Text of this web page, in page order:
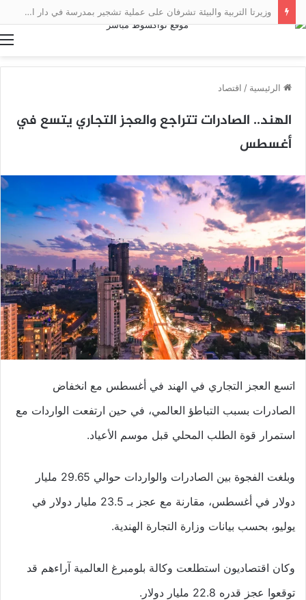
وزيرتا التربية والبيئة تشرفان على عملية تشجير بمدرسة في دار النعيم
الرئيسية / اقتصاد
الهند.. الصادرات تتراجع والعجز التجاري يتسع في
أغسطس
اتسع العجز التجاري في الهند في أغسطس مع انخفاض
الصادرات بسبب التباطؤ العالمي، في حين ارتفعت الواردات مع
استمرار قوة الطلب المحلي قبل موسم الأعياد.
وبلغت الفجوة بين الصادرات والواردات حوالي 29.65 مليار
دولار في أغسطس، مقارنة مع عجز بـ 23.5 مليار دولار في
يوليو، بحسب بيانات وزارة التجارة الهندية.
وكان اقتصاديون استطلعت وكالة بلومبرغ العالمية آراءهم قد
توقعوا عجز قدره 22.8 مليار دولار.